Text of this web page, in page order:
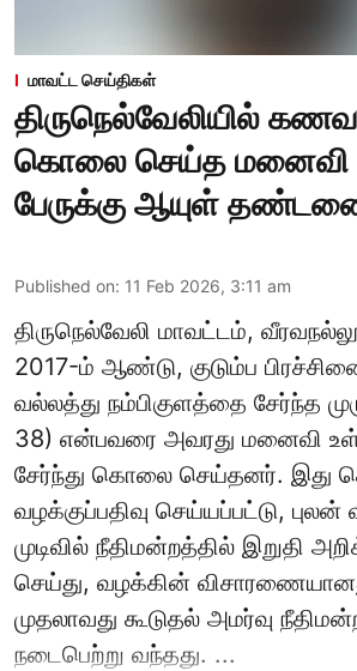
மாவட்ட செய்திகள்
திருநெல்வேலியில்
கொலை செய்த மனைவி
பேருக்கு ஆயுள்
Published on: 11 Feb 2026, 3:11 am
திருநெல்வேலி மாவட்டம்,
2017-ம் ஆண்டு, குடும்ப
வல்லத்து நம்பிகுளத்தை சேர்ந்த
38) என்பவரை அவரது மனைவி
சேர்ந்து கொலை செய்தனர். இது
வழக்குப்பதிவு செய்யப்பட்டு,
முடிவில் நீதிமன்றத்தில் இறுதி
செய்து, வழக்கின்
முதலாவது கூடுதல் அமர்வு
நடைபெற்று வந்தது. ...